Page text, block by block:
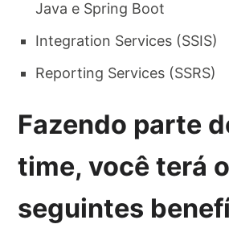
Java e Spring Boot
Integration Services (SSIS)
Reporting Services (SSRS)
Fazendo parte
time, você terá
seguintes